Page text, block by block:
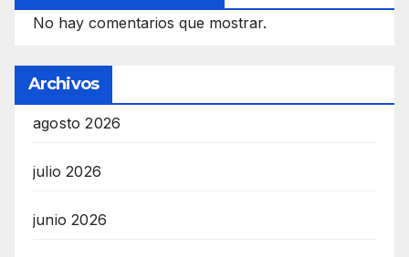
No hay comentarios que mostrar.
Archivos
agosto 2026
julio 2026
junio 2026